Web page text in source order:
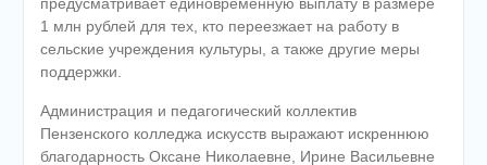
1 млн рублей для тех, кто переезжает на работу в
сельские учреждения культуры, а также другие меры
поддержки.
Администрация и педагогический коллектив
Пензенского колледжа искусств выражают искреннюю
благодарность Оксане Николаевне, Ирине Васильевне